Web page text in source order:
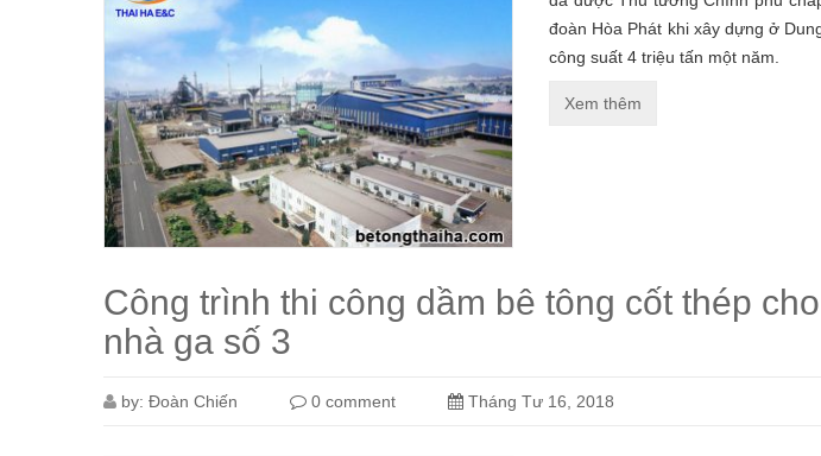
đoàn Hòa Phát khi xây dựng ở
công suất 4 triệu tấn một năm.
Xem thêm
Công trình thi công dầm bê tông cốt thép
nhà ga số 3
by: Đoàn Chiến 0 comment Tháng Tư 16, 2018